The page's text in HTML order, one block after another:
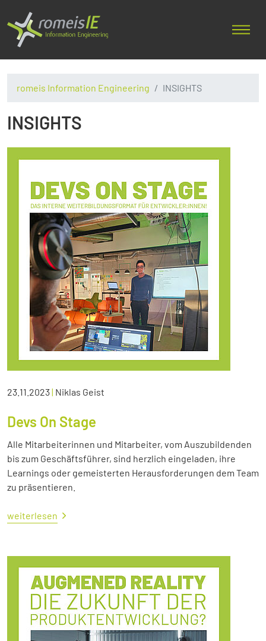
romeis Information Engineering INSIGHTS
INSIGHTS
23.11.2023| Niklas Geist
Devs On Stage
Alle Mitarbeiterinnen und Mitarbeiter, vom Auszubildenden
bis zum Geschäftsführer, sind herzlich eingeladen, ihre
Learnings oder gemeisterten Herausforderungen dem Team
zu präsentieren.
weiterlesen